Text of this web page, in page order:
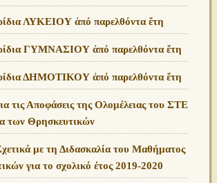
ΛΥΚΕΙΟΥ ἀπό παρελθόντα ἔτη
ΓΥΜΝΑΣΙΟΥ ἀπό παρελθόντα ἔτη
ΔΗΜΟΤΙΚΟΥ ἀπό παρελθόντα ἔτη
τις Αποφάσεις της Ολομέλειας του ΣΤΕ
των Θρησκευτικών
με τη Διδασκαλία του Μαθήματος
για το σχολικό έτος 2019-2020